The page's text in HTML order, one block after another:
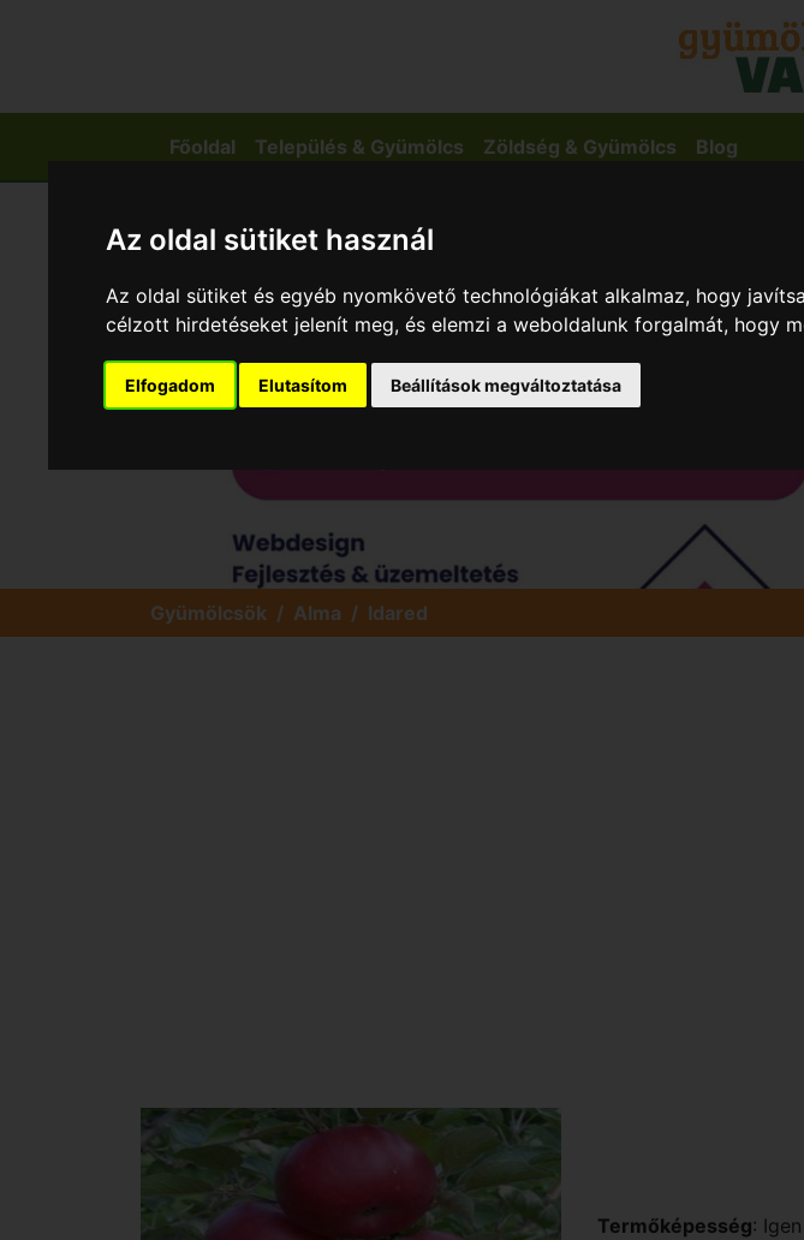
Az oldal sütiket használ
Az oldal sütiket és egyéb nyomkövető technológiákat alkalmaz, hogy
célzott hirdetéseket jelenít meg, és elemzi a weboldalunk forgalmát, hogy
Elfogadom Elutasítom Beállítások megváltoztatása
Főoldal Település & Gyümölcs Zöldség & Gyümölcs Blog
Gyümölcsök Alma Idared
Termőképesség: